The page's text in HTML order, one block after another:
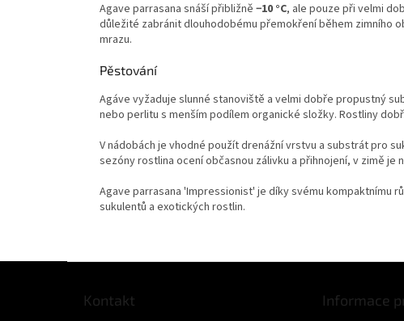
Agave parrasana snáší přibližně −10 °C, ale pouze při velmi
důležité zabránit dlouhodobému přemokření během zimního
mrazu.
Pěstování
Agáve vyžaduje slunné stanoviště a velmi dobře propustný
nebo perlitu s menším podílem organické složky. Rostliny
V nádobách je vhodné použít drenážní vrstvu a substrát pro
sezóny rostlina ocení občasnou zálivku a přihnojení, v zimě je
Agave parrasana 'Impressionist' je díky svému kompaktnímu
sukulentů a exotických rostlin.
Kontakt Informace